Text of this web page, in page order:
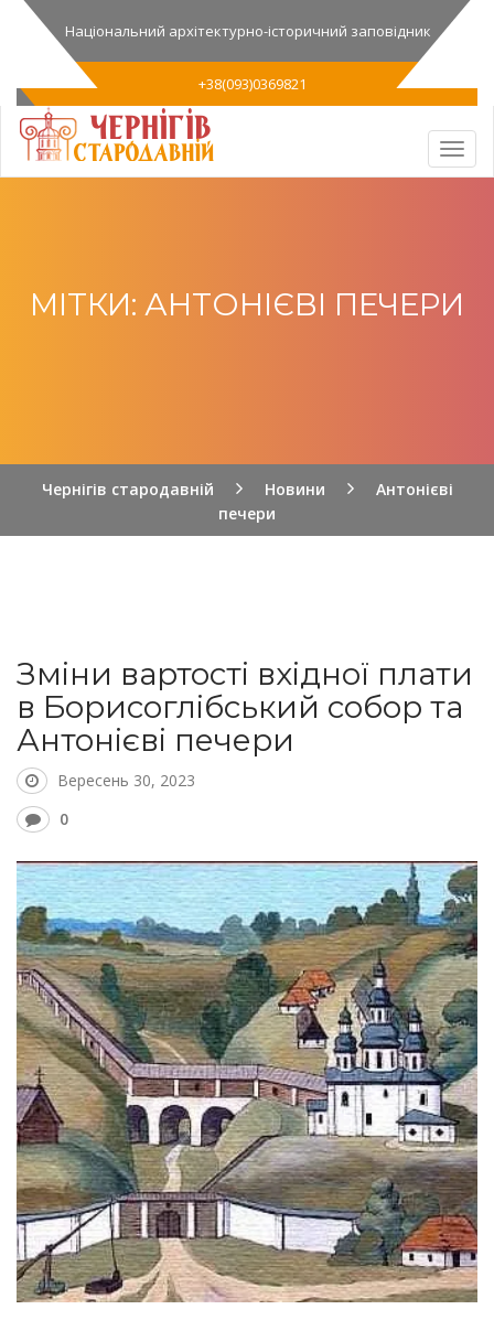
Національний архітектурно-історичний заповідник
+38(093)0369821
МІТКИ: АНТОНІЄВІ ПЕЧЕРИ
Чернігів стародавній Новини
Антонієві
печери
Зміни вартості вхідної плати
в Борисоглібський собор та
Антонієві печери
Вересень 30, 2023
0